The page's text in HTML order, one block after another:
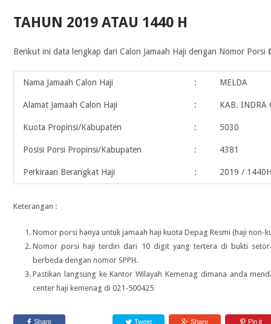
TAHUN 2019 ATAU 1440 H
Berikut ini data lengkap dari Calon Jamaah Haji dengan Nomor Porsi
Nama Jamaah Calon Haji : MELDA
Alamat Jamaah Calon Haji : KAB. INDRA
Kuota Propinsi/Kabupaten : 5030
Posisi Porsi Propinsi/Kabupaten : 4381
Perkiraan Berangkat Haji : 2019 /
Keterangan :
Nomor porsi hanya untuk jamaah haji kuota Depag Resmi (haji non-
Nomor porsi haji terdiri dari 10 digit yang tertera di bukti
berbeda dengan nomor SPPH.
Pastikan langsung ke Kantor Wilayah Kemenag dimana anda
center haji kemenag di 021-500425
Share Tweet Share Pin it